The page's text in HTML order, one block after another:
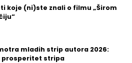
koje (ni)ste znali o filmu „Širom
mladih strip autora 2026:
prosperitet stripa